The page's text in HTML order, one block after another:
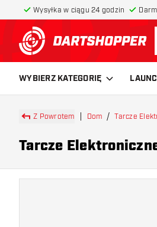
Wysyłka w ciągu 24 godzin
powrót do
WYBIERZ KATEGORIĘ
Z Powrotem Dom Tarcze
Tarcze